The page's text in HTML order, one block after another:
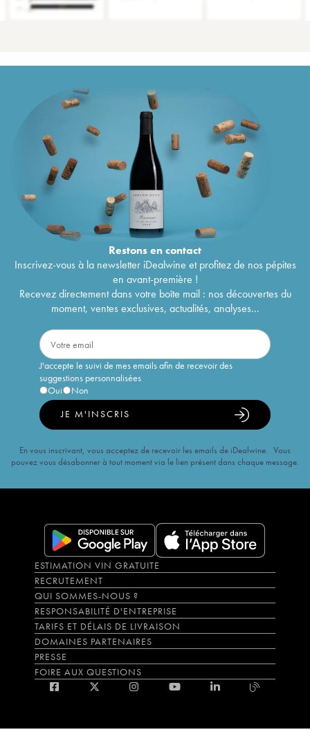
Restons encontact
Inscrivez-vous à la newsletter iDealwine et profitez de nos pépites
en avant-première !
Recevez directement dans votre boîte mail : nos découvertes du
moment, ventes exclusives, actualités, analyses...
J'accepte le suivi de mes emails afin de recevoir des
suggestions personnalisées
Oui
Non
JE M'INSCRIS
En vous inscrivant, vous acceptez de recevoir les emails de iDealwine. Vous
pouvez vous désabonner à tout moment via le lien présent dans chaque message.
ESTIMATION VIN GRATUITE
RECRUTEMENT
QUI SOMMES-NOUS ?
RESPONSABILITÉ D'ENTREPRISE
TARIFS ET DÉLAIS DE LIVRAISON
DOMAINES PARTENAIRES
PRESSE
FOIRE AUX QUESTIONS